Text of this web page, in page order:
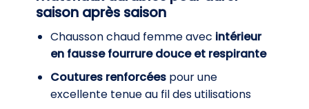
saison après saison
Chausson chaud femme avec intérieur
en fausse fourrure douce et respirante
Coutures renforcéespour une
excellente tenue au fil des utilisations